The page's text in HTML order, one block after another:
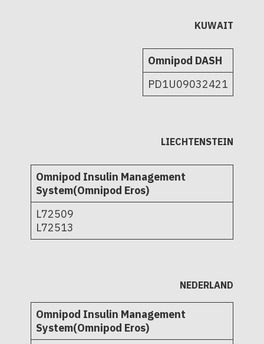
KUWAIT
Omnipod DASH
PD1U09032421
LIECHTENSTEIN
Omnipod Insulin Management
System(Omnipod Eros)
L72509
L72513
NEDERLAND
Omnipod Insulin Management
System(Omnipod Eros)